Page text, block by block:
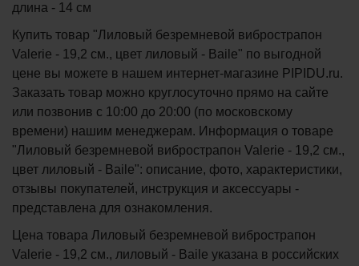
длина - 14 см
Купить товар "Лиловый безремневой вибрострапон
Valerie - 19,2 см., цвет лиловый - Baile" по выгодной
цене вы можете в нашем интернет-магазине PIPIDU.ru.
Заказать товар можно круглосуточно прямо на сайте
или позвонив с 10:00 до 20:00 (по московскому
времени) нашим менеджерам. Информация о товаре
"Лиловый безремневой вибрострапон Valerie - 19,2 см.,
цвет лиловый - Baile": описание, фото, характеристики,
отзывы покупателей, инструкция и аксессуары -
представлена для ознакомления.
Цена товара Лиловый безремневой вибрострапон
Valerie - 19,2 см., лиловый - Baile указана в российских